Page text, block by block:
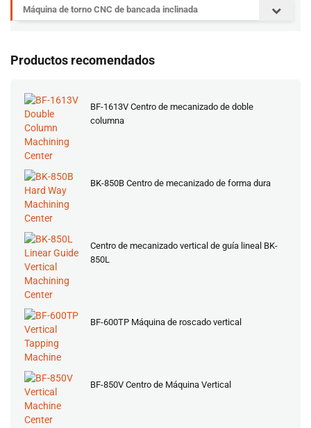
Máquina de torno CNC de bancada inclinada
Productos recomendados
BF-1613V Centro de mecanizado de doble
columna
BK-850B Centro de mecanizado de forma dura
Centro de mecanizado vertical de guía lineal BK-
850L
BF-600TP Máquina de roscado vertical
BF-850V Centro de Máquina Vertical